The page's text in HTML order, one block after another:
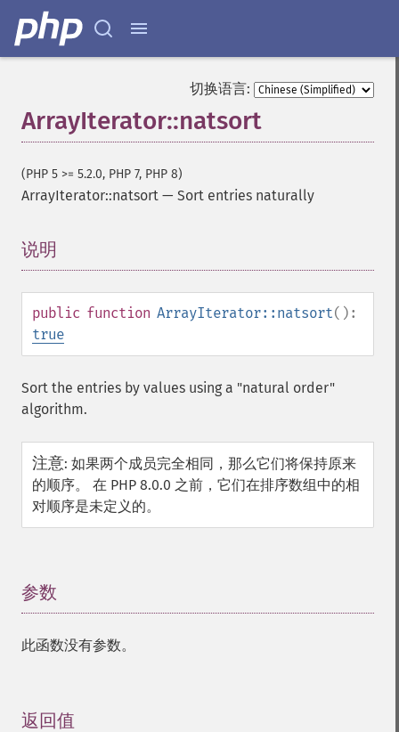
切换语言:
ArrayIterator::natsort
(PHP 5 >= 5.2.0, PHP 7, PHP 8)
ArrayIterator::natsort — Sort entries naturally
说明
public function ArrayIterator::natsort():
true
Sort the entries by values using a "natural order"
algorithm.
注意: 如果两个成员完全相同，那么它们将保持原来
的顺序。 在 PHP 8.0.0 之前，它们在排序数组中的相
对顺序是未定义的。
参数
此函数没有参数。
返回值